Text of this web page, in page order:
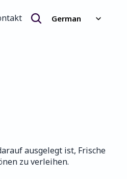
German
ausgelegt ist, Frische
zu verleihen.